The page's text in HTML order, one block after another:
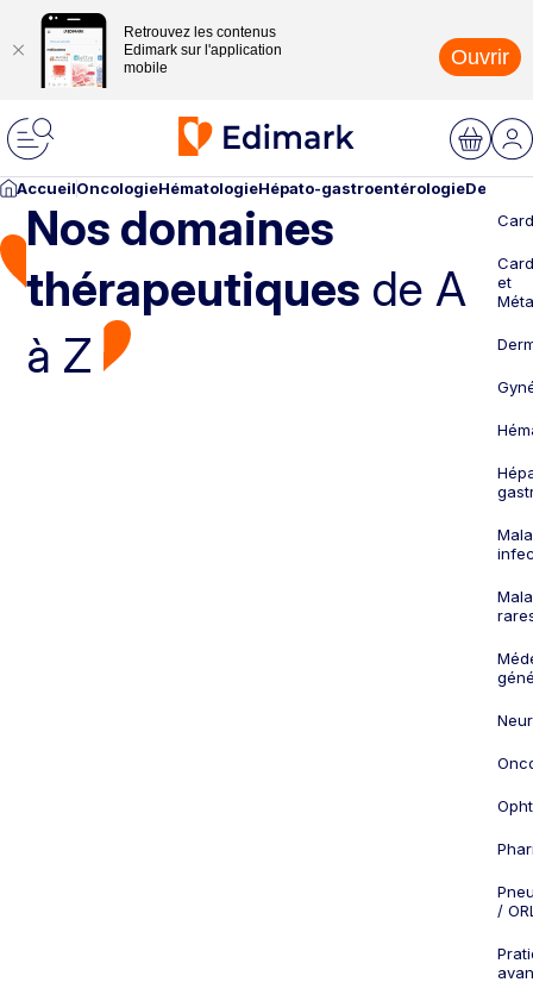
Retrouvez les contenus
Edimark sur l'application
mobile
Ouvrir
AccueilOncologieHématologieHépato-gastroentérologie
Nos domaines
thérapeutiques de A
à Z
et
/